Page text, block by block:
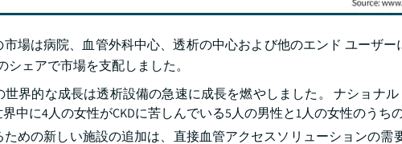
場は病院、血管外科中心、透析の中心および他のエンド ユーザー
シェアで市場を支配しました。
界的な成長は透析設備の急速に成長を燃やしました。 ナショナル
中に4人の女性がCKDに苦しんでいる5人の男性と1人の女性のうちの
めの新しい施設の追加は、直接血管アクセスソリューションの需